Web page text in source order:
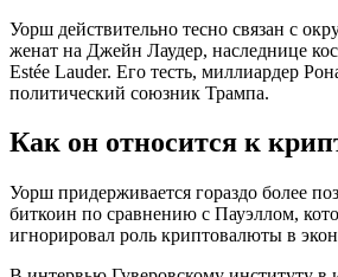
Уорш действительно тесно связан с
женат на Джейн Лаудер, наследнице
Estée Lauder. Его тесть, миллиардер
политический союзник Трампа.
Как он относится к
Уорш придерживается гораздо более
биткоин по сравнению с Пауэллом,
игнорировал роль криптовалюты в